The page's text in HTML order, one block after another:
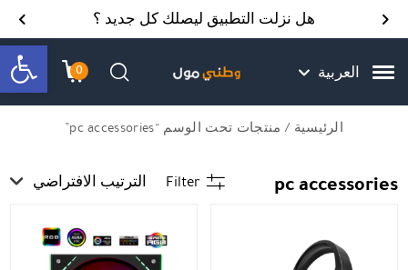
Skip to Content
Contact Us هل نزلت التطبيق ليصلك كل جديد ؟
العربية 0
עגלתחיפוש
الرئيسية / منتجات تحت الوسم “pc accessories”
pc accessories
Filter الترتيب الافتراضي
Back top top